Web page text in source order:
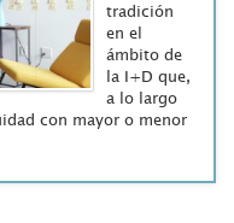
tradición
en el
ámbito de
la I+D que,
a lo largo
con mayor o menor